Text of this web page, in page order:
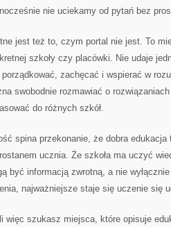
nie uciekamy od pytań bez
jest też to, czym portal nie jest. To
szkoły czy placówki. Nie udaje
porządkować, zachęcać i wspierać w
swobodnie rozmawiać o
do różnych szkół.
spina przekonanie, że dobra
ucznia. Że szkoła ma uczyć
być informacją zwrotną, a nie
najważniejsze staje się uczenie się
więc szukasz miejsca, które opisuje